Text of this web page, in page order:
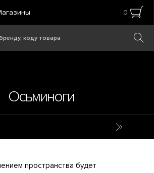
0
Осьминоги
пространства будет